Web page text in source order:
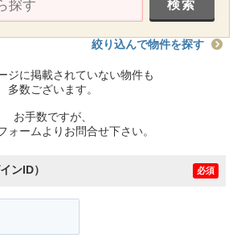
絞り込んで物件を探す
ジに掲載されていない物件も
多数ございます。
お手数ですが、
ォームよりお問合せ下さい。
ンID） 必須